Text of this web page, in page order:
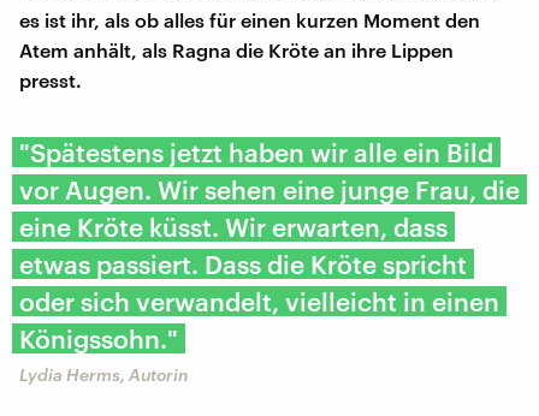
es ist ihr, als ob alles für einen kurzen Moment den
Atem anhält, als Ragna die Kröte an ihre Lippen
presst.
"Spätestens jetzt haben wir alle ein Bild
vor Augen. Wir sehen eine junge Frau, die
eine Kröte küsst. Wir erwarten, dass
etwas passiert. Dass die Kröte spricht
oder sich verwandelt, vielleicht in einen
Königssohn."
Lydia Herms, Autorin